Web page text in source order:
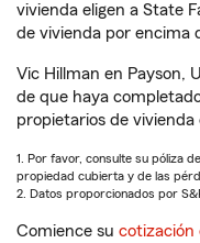
vivienda eligen a State
de vivienda por encima
Vic Hillman en Payson,
de que haya
propietarios de vivienda
1. Por favor, consulte su póliza
propiedad cubierta y de las
2. Datos proporcionados por
Comience su cotización